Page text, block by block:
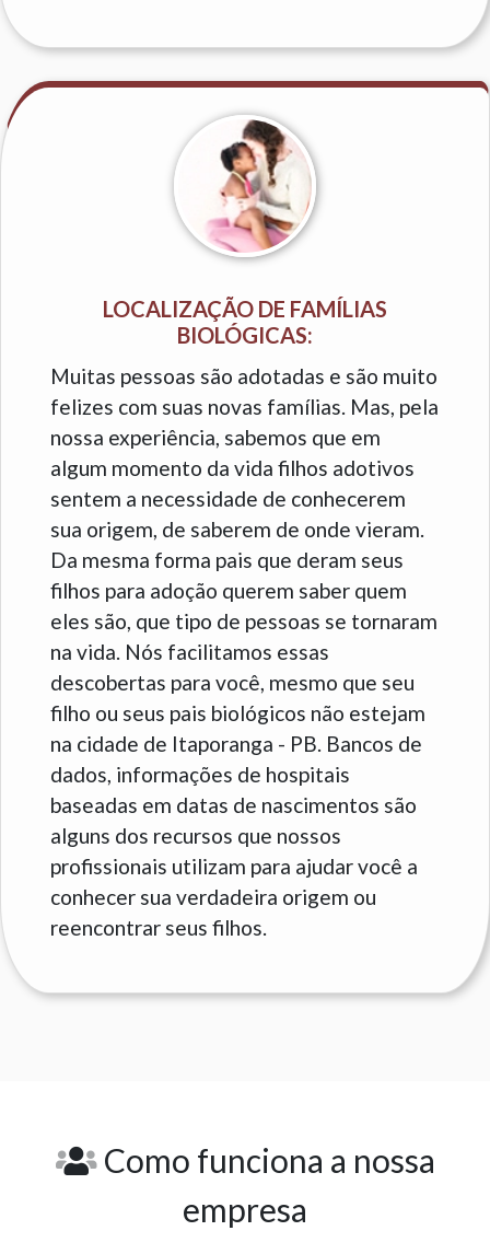
LOCALIZAÇÃO DE FAMÍLIAS
BIOLÓGICAS:
Muitas pessoas são adotadas e são muito
felizes com suas novas famílias. Mas, pela
nossa experiência, sabemos que em
algum momento da vida filhos adotivos
sentem a necessidade de conhecerem
sua origem, de saberem de onde vieram.
Da mesma forma pais que deram seus
filhos para adoção querem saber quem
eles são, que tipo de pessoas se tornaram
na vida. Nós facilitamos essas
descobertas para você, mesmo que seu
filho ou seus pais biológicos não estejam
na cidade de Itaporanga - PB. Bancos de
dados, informações de hospitais
baseadas em datas de nascimentos são
alguns dos recursos que nossos
profissionais utilizam para ajudar você a
conhecer sua verdadeira origem ou
reencontrar seus filhos.
Como funciona a nossa
empresa